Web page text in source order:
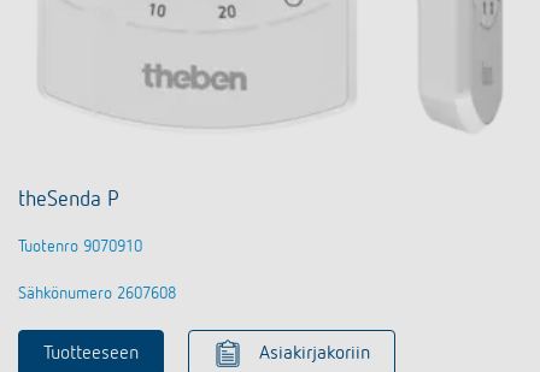
theSenda P
Tuotenro 9070910
Sähkönumero 2607608
Tuotteeseen Asiakirjakoriin